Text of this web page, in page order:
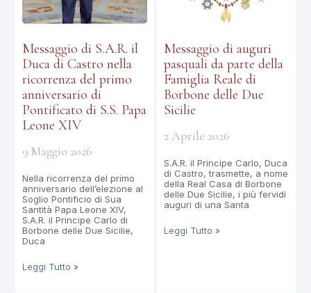
Messaggio di S.A.R. il
Duca di Castro nella
ricorrenza del primo
anniversario di
Pontificato di S.S. Papa
Leone XIV
9 Maggio 2026
Nella ricorrenza del primo
anniversario dell’elezione al
Soglio Pontificio di Sua
Santità Papa Leone XIV,
S.A.R. il Principe Carlo di
Borbone delle Due Sicilie,
Duca
Leggi Tutto »
Messaggio di auguri
pasquali da parte della
Famiglia Reale di
Borbone delle Due
Sicilie
2 Aprile 2026
S.A.R. il Principe Carlo, Duca
di Castro, trasmette, a nome
della Real Casa di Borbone
delle Due Sicilie, i più fervidi
auguri di una Santa
Leggi Tutto »